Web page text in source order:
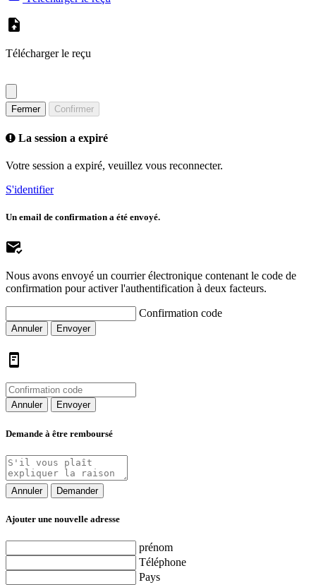
Télécharger le reçu
Fermer Confirmer
La session a expiré
Votre session a expiré, veuillez vous reconnecter.
S'identifier
Un email de confirmation a été envoyé.
Nous avons envoyé un courrier électronique contenant le code de
confirmation pour activer l'authentification à deux facteurs.
Confirmation code
Annuler Envoyer
Annuler Envoyer
Demande à être remboursé
Annuler Demander
Ajouter une nouvelle adresse
prénom
Téléphone
Pays